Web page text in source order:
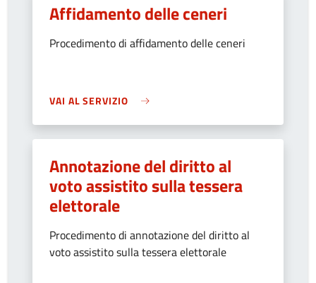
Affidamento delle ceneri
Procedimento di affidamento delle ceneri
VAI AL SERVIZIO
Annotazione del diritto al
voto assistito sulla tessera
elettorale
Procedimento di annotazione del diritto al
voto assistito sulla tessera elettorale